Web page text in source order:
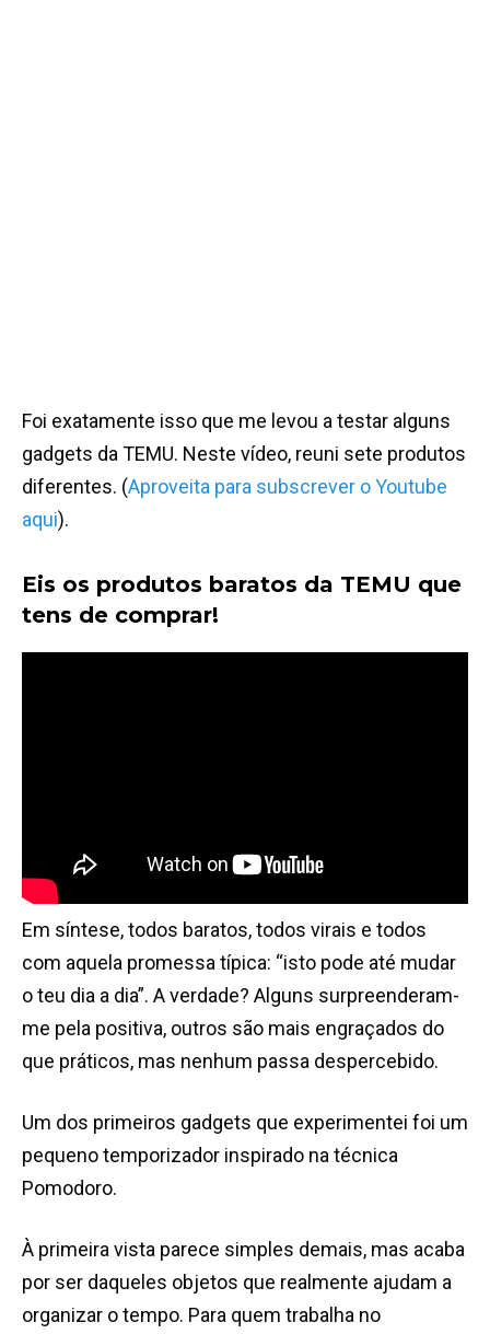
Foi exatamente isso que me levou a testar alguns
gadgets da TEMU. Neste vídeo, reuni sete produtos
diferentes. (Aproveita para subscrever o Youtube
aqui).
Eis os produtos baratos da TEMU que
tens de comprar!
Em síntese, todos baratos, todos virais e todos
com aquela promessa típica: “isto pode até mudar
o teu dia a dia”. A verdade? Alguns surpreenderam-
me pela positiva, outros são mais engraçados do
que práticos, mas nenhum passa despercebido.
Um dos primeiros gadgets que experimentei foi um
pequeno temporizador inspirado na técnica
Pomodoro.
À primeira vista parece simples demais, mas acaba
por ser daqueles objetos que realmente ajudam a
organizar o tempo. Para quem trabalha no